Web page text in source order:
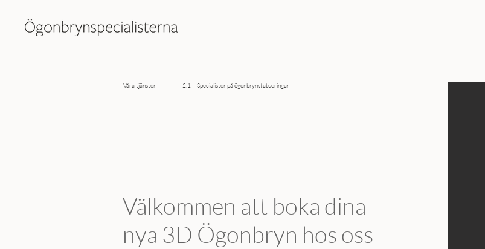
Våra tjänster 2:1 Specialister på ögonbrynstatueringar
Välkommen att boka dina
nya 3D Ögonbryn hos oss